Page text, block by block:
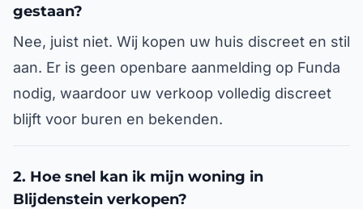
gestaan?
Nee, juist niet. Wij kopen uw huis discreet en stil
aan. Er is geen openbare aanmelding op Funda
nodig, waardoor uw verkoop volledig discreet
blijft voor buren en bekenden.
2. Hoe snel kan ik mijn woning in
Blijdenstein verkopen?